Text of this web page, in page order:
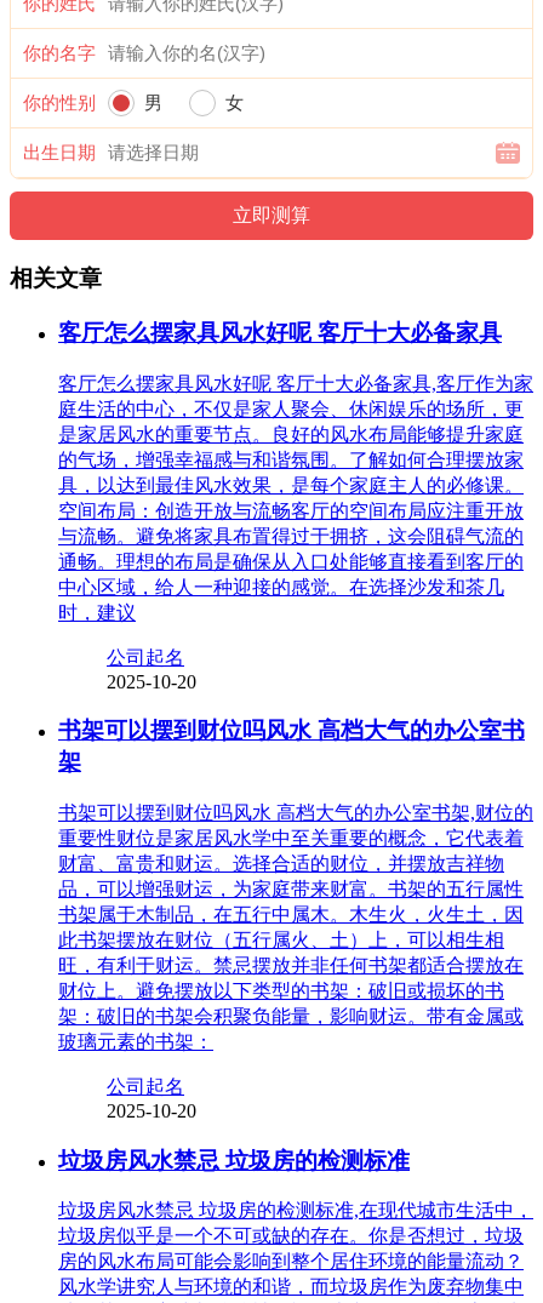
你的姓氏
你的名字
你的性别 男 女
出生日期
相关文章
客厅怎么摆家具风水好呢 客厅十大必备家具
客厅怎么摆家具风水好呢 客厅十大必备家具,客厅作为家
庭生活的中心，不仅是家人聚会、休闲娱乐的场所，更
是家居风水的重要节点。良好的风水布局能够提升家庭
的气场，增强幸福感与和谐氛围。了解如何合理摆放家
具，以达到最佳风水效果，是每个家庭主人的必修课。
空间布局：创造开放与流畅客厅的空间布局应注重开放
与流畅。避免将家具布置得过于拥挤，这会阻碍气流的
通畅。理想的布局是确保从入口处能够直接看到客厅的
中心区域，给人一种迎接的感觉。在选择沙发和茶几
时，建议
公司起名
2025-10-20
书架可以摆到财位吗风水 高档大气的办公室书
架
书架可以摆到财位吗风水 高档大气的办公室书架,财位的
重要性财位是家居风水学中至关重要的概念，它代表着
财富、富贵和财运。选择合适的财位，并摆放吉祥物
品，可以增强财运，为家庭带来财富。书架的五行属性
书架属于木制品，在五行中属木。木生火，火生土，因
此书架摆放在财位（五行属火、土）上，可以相生相
旺，有利于财运。禁忌摆放并非任何书架都适合摆放在
财位上。避免摆放以下类型的书架：破旧或损坏的书
架：破旧的书架会积聚负能量，影响财运。带有金属或
玻璃元素的书架：
公司起名
2025-10-20
垃圾房风水禁忌 垃圾房的检测标准
垃圾房风水禁忌 垃圾房的检测标准,在现代城市生活中，
垃圾房似乎是一个不可或缺的存在。你是否想过，垃圾
房的风水布局可能会影响到整个居住环境的能量流动？
风水学讲究人与环境的和谐，而垃圾房作为废弃物集中